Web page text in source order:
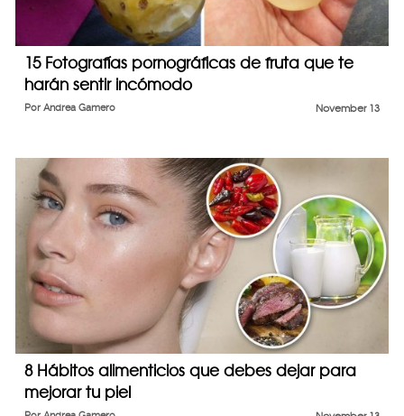
15 Fotografías pornográficas de fruta que te
harán sentir incómodo
November 13
Por Andrea Gamero
8 Hábitos alimenticios que debes dejar para
mejorar tu piel